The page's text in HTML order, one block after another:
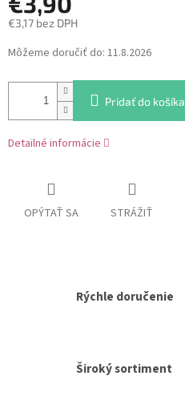
€3,17 bez DPH
Jednotková
cena:
Môžeme doručiť do: 11.8.2026
Pridať do košíka
Detailné informácie
OPÝTAŤ SA STRÁŽIŤ
Rýchle doručenie
Široký sortiment